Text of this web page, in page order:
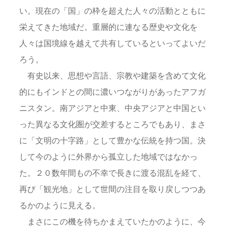
い。現在の「国」の枠を超えた人々の活動とともに
栄えてきた地域だ。重層的に連なる歴史や文化を
人々は国境線を越えて共有しているといってよいだ
ろう。
有史以来、思想や言語、宗教や建築を含めて文化
的にもインドとの間に濃いつながりがあったアフガ
ニスタン。南アジアと中東、中央アジアと中国とい
った異なる文化圏が交差するところでもあり、まさ
に「文明の十字路」として豊かな伝統を持つ国。決
して今のように外界から孤立した地域ではなかっ
た。２０数年間もの不幸で長きに渡る混乱を経て、
再び「観光地」として世間の注目を取り戻しつつあ
るかのように見える。
まさにこの機を待ちかまえていたかのように、今